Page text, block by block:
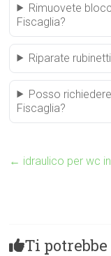
Rimuovete
Fiscaglia?
Riparate
Posso
Fiscaglia?
← idraulico per wc
Ti